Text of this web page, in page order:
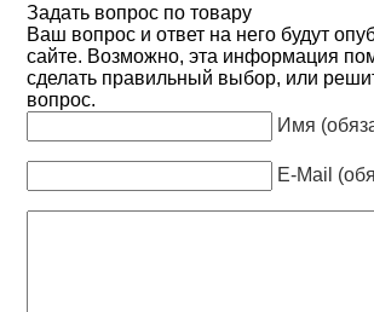
Задать вопрос по товару
Ваш вопрос и ответ на него будут
сайте. Возможно, эта информация
сделать правильный выбор, или
вопрос.
Имя
E-Mail